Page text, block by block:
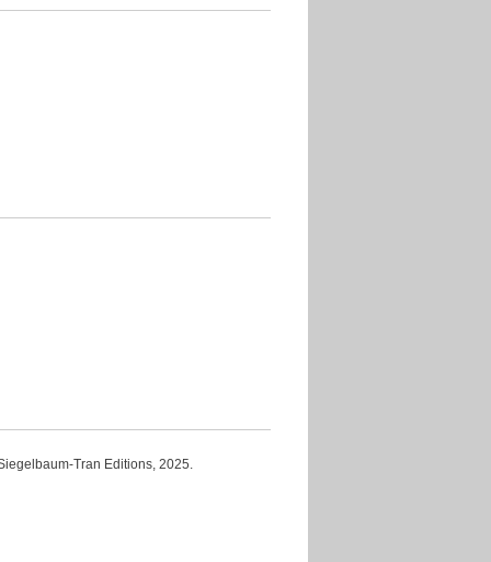
Tran Editions, 2025.